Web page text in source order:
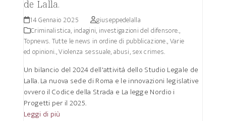
de Lalla.
14 Gennaio 2025
giuseppedelalla
Criminalistica, indagini, investigazioni del difensore.,
Topnews. Tutte le news in ordine di pubblicazione.,Varie
ed opinioni.,Violenza sessuale, abusi, sex crimes.
Un bilancio del 2024 dell'attività dello Studio Legale de
Lalla. La nuova sede di Roma e le innovazioni legislative
ovvero il Codice della Strada e La legge Nordio i
Progetti per il 2025.
Leggi di più